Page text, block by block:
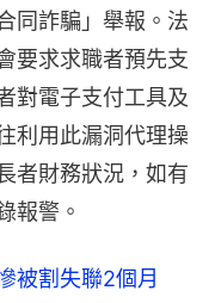
同詐騙」舉報。法
要求求職者預先支
對電子支付工具及
利用此漏洞代理操
者財務狀況，如有
報警。
被割失聯2個月